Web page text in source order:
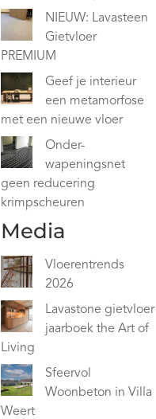
NIEUW: Lavasteen
Gietvloer
PREMIUM
Geef je interieur
een metamorfose
met een nieuwe vloer
Onder-
wapeningsnet
geen reducering
krimpscheuren
Media
Vloerentrends
2026
Lavastone gietvloer
jaarboek the Art of
Living
Sfeervol
Woonbeton in Villa
Weert